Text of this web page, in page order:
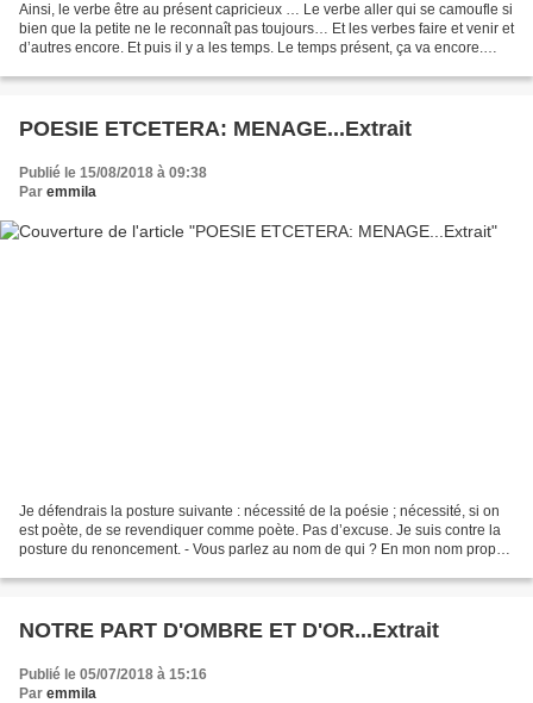
Ainsi, le verbe être au présent capricieux … Le verbe aller qui se camoufle si
bien que la petite ne le reconnaît pas toujours… Et les verbes faire et venir et
d’autres encore. Et puis il y a les temps. Le temps présent, ça va encore.
POESIE ETCETERA: MENAGE...Extrait
Publié le 15/08/2018 à 09:38
Par emmila
Je défendrais la posture suivante : nécessité de la poésie ; nécessité, si on
est poète, de se revendiquer comme poète. Pas d’excuse. Je suis contre la
posture du renoncement. - Vous parlez au nom de qui ? En mon nom propre.
NOTRE PART D'OMBRE ET D'OR...Extrait
Publié le 05/07/2018 à 15:16
Par emmila